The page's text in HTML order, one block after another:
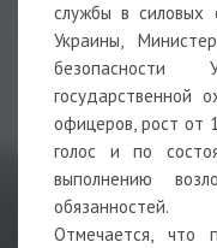
службы в силовых
Украины,
безопасности
государственной
офицеров, рост от
голос и по
выполнению
обязанностей.
Отмечается, что